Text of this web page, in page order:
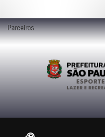
Parceiros